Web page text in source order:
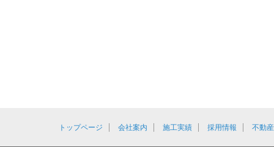
トップページ 会社案内 施工実績 採用情報 不動